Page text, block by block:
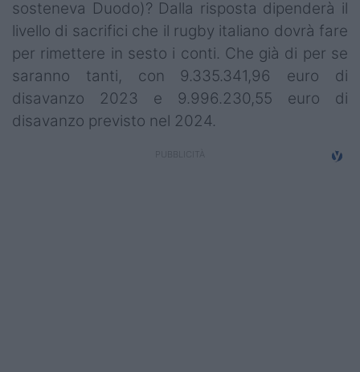
sosteneva Duodo)? Dalla risposta dipenderà il
livello di sacrifici che il rugby italiano dovrà fare
per rimettere in sesto i conti. Che già di per se
saranno tanti, con 9.335.341,96 euro di
disavanzo 2023 e 9.996.230,55 euro di
disavanzo previsto nel 2024.